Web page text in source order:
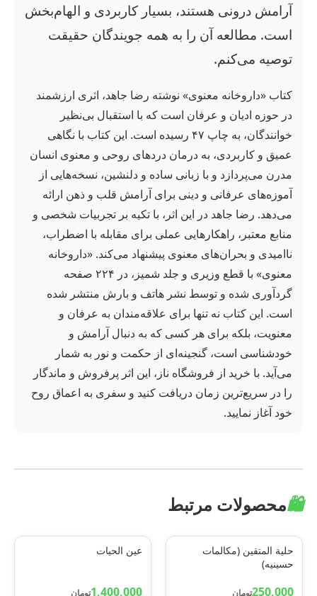
آرامش درونی هستند، بسیار کاربردی و الهام‌بخش
است. مطالعه آن را به همه جویندگان حقیقت
توصیه می‌کنم.
کتاب «داروخانه معنوی» نوشته رضا جاهد، اثری ارزشمند
در حوزه ادیان و عرفان است که با استقبال بی‌نظیر
خوانندگان، به چاپ ۴۷ رسیده است. این کتاب با نگاهی
عمیق و کاربردی، به درمان دردهای روحی و معنوی انسان
مدرن می‌پردازد و با زبانی ساده و دلنشین، نسخه‌هایی از
آموزه‌های عرفانی و دینی برای آرامش قلب و ذهن ارائه
می‌دهد. رضا جاهد در این اثر، با تکیه بر تجربیات شخصی و
منابع معتبر، راهکارهایی عملی برای مقابله با اضطراب،
ناامیدی و بحران‌های معنوی پیشنهاد می‌کند. «داروخانه
معنوی» با قطع وزیری و جلد شمیز، در ۲۲۴ صفحه
گردآوری شده و توسط نشر هاتف و بارش منتشر شده
است. این کتاب نه تنها برای علاقه‌مندان به عرفان و
معنویت، بلکه برای هر کسی که به دنبال آرامش و
خودشناسی است، گنجینه‌ای از حکمت و نور به شمار
می‌آید. با خرید از فروشگاه ناز، این اثر پرفروش و ماندگار
را در سریع‌ترین زمان دریافت کنید و سفری به اعماق روح
خود آغاز نمایید.
🛍️محصولات مرتبط
حلیة المتقین (مکالمات
حسینیه)
250,000تومان
عین الحیات
1,400,000تومان